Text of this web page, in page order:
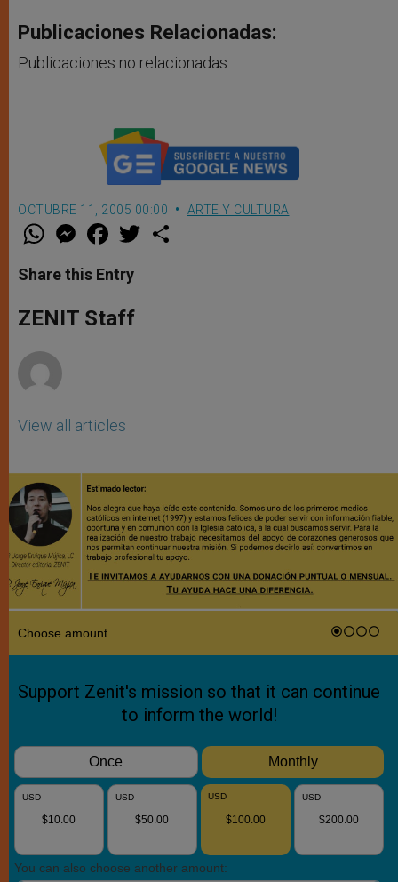
Publicaciones Relacionadas:
Publicaciones no relacionadas.
OCTUBRE 11, 2005 00:00 ARTE Y CULTURA
W
t
s
p
p
M
e
s
e
g
e
F
a
e
b
o
k
w
Share this Entry
ZENIT Staff
View all articles